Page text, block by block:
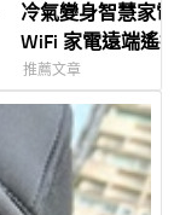
冷氣變身智慧家
WiFi 家電遠端遙
明
推薦文章